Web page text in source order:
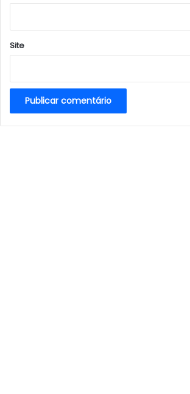
Site